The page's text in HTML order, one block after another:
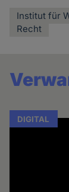
Institut für
Recht
DIGITAL